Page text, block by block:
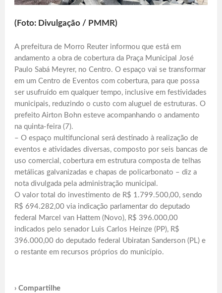
(Foto: Divulgação / PMMR)
A prefeitura de Morro Reuter informou que está em
andamento a obra de cobertura da Praça Municipal José
Paulo Sabá Meyrer, no Centro. O espaço vai se transformar
em um Centro de Eventos com cobertura, para que possa
ser usufruído em qualquer tempo, inclusive em festividades
municipais, reduzindo o custo com aluguel de estruturas. O
prefeito Airton Bohn esteve acompanhando o andamento
na quinta-feira (7).
– O espaço multifuncional será destinado à realização de
eventos e atividades diversas, composto por seis bancas de
uso comercial, cobertura em estrutura composta de telhas
metálicas galvanizadas e chapas de policarbonato – diz a
nota divulgada pela administração municipal.
O valor total do investimento de R$ 1.799.500,00, sendo
R$ 694.282,00 via indicação parlamentar do deputado
federal Marcel van Hattem (Novo), R$ 396.000,00
indicados pelo senador Luis Carlos Heinze (PP), R$
396.000,00 do deputado federal Ubiratan Sanderson (PL) e
o restante em recursos próprios do município.
› Compartilhe